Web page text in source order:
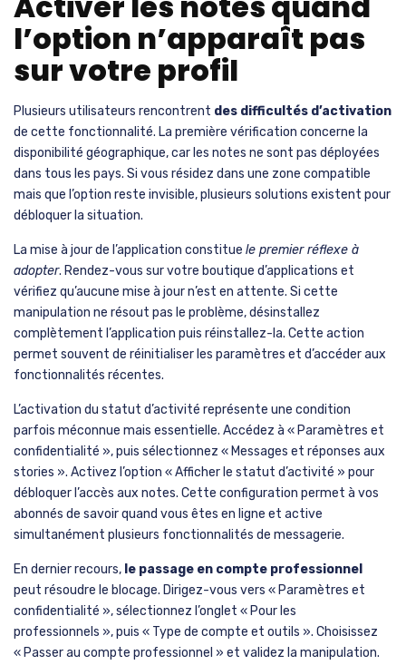
l’option n’apparaît pas
sur votre profil
Plusieurs utilisateurs rencontrent des difficultés d’activation
de cette fonctionnalité. La première vérification concerne la
disponibilité géographique, car les notes ne sont pas déployées
dans tous les pays. Si vous résidez dans une zone compatible
mais que l’option reste invisible, plusieurs solutions existent pour
débloquer la situation.
La mise à jour de l’application constitue le premier réflexe à
adopter. Rendez-vous sur votre boutique d’applications et
vérifiez qu’aucune mise à jour n’est en attente. Si cette
manipulation ne résout pas le problème, désinstallez
complètement l’application puis réinstallez-la. Cette action
permet souvent de réinitialiser les paramètres et d’accéder aux
fonctionnalités récentes.
L’activation du statut d’activité représente une condition
parfois méconnue mais essentielle. Accédez à « Paramètres et
confidentialité », puis sélectionnez « Messages et réponses aux
stories ». Activez l’option « Afficher le statut d’activité » pour
débloquer l’accès aux notes. Cette configuration permet à vos
abonnés de savoir quand vous êtes en ligne et active
simultanément plusieurs fonctionnalités de messagerie.
En dernier recours, le passage en compte professionnel
peut résoudre le blocage. Dirigez-vous vers « Paramètres et
confidentialité », sélectionnez l’onglet « Pour les
professionnels », puis « Type de compte et outils ». Choisissez
« Passer au compte professionnel » et validez la manipulation.